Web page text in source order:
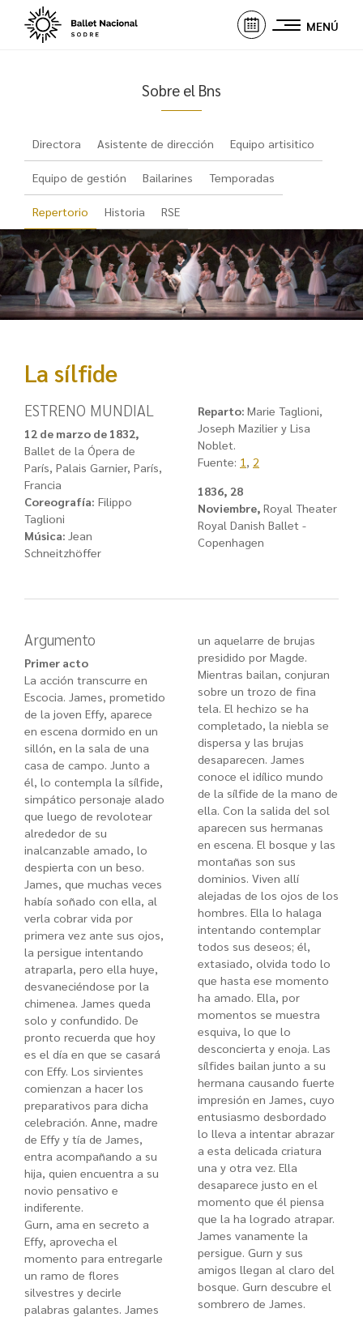
MENÚ
Sobre el Bns
Directora Asistente de dirección Equipo artisitico
Equipo de gestión Bailarines Temporadas
Repertorio Historia RSE
La sílfide
ESTRENO MUNDIAL
12 de marzo de 1832,
Ballet de la Ópera de
París, Palais Garnier, París,
Francia
Coreografía: Filippo
Taglioni
Música: Jean
Schneitzhöffer
Reparto: Marie Taglioni,
Joseph Mazilier y Lisa
Noblet.
Fuente: 1 , 2
1836, 28
Noviembre, Royal Theater
Royal Danish Ballet -
Copenhagen
Argumento
Primer acto
La acción transcurre en
Escocia. James, prometido
de la joven Effy, aparece
en escena dormido en un
sillón, en la sala de una
casa de campo. Junto a
él, lo contempla la sílfide,
simpático personaje alado
que luego de revolotear
alrededor de su
inalcanzable amado, lo
despierta con un beso.
James, que muchas veces
había soñado con ella, al
verla cobrar vida por
primera vez ante sus ojos,
la persigue intentando
atraparla, pero ella huye,
desvaneciéndose por la
chimenea. James queda
solo y confundido. De
pronto recuerda que hoy
es el día en que se casará
con Effy. Los sirvientes
comienzan a hacer los
preparativos para dicha
celebración. Anne, madre
de Effy y tía de James,
entra acompañando a su
hija, quien encuentra a su
novio pensativo e
indiferente.
Gurn, ama en secreto a
Effy, aprovecha el
momento para entregarle
un ramo de flores
silvestres y decirle
palabras galantes. James
un aquelarre de brujas
presidido por Magde.
Mientras bailan, conjuran
sobre un trozo de fina
tela. El hechizo se ha
completado, la niebla se
dispersa y las brujas
desaparecen. James
conoce el idílico mundo
de la sílfide de la mano de
ella. Con la salida del sol
aparecen sus hermanas
en escena. El bosque y las
montañas son sus
dominios. Viven allí
alejadas de los ojos de los
hombres. Ella lo halaga
intentando contemplar
todos sus deseos; él,
extasiado, olvida todo lo
que hasta ese momento
ha amado. Ella, por
momentos se muestra
esquiva, lo que lo
desconcierta y enoja. Las
sílfides bailan junto a su
hermana causando fuerte
impresión en James, cuyo
entusiasmo desbordado
lo lleva a intentar abrazar
a esta delicada criatura
una y otra vez. Ella
desaparece justo en el
momento que él piensa
que la ha logrado atrapar.
James vanamente la
persigue. Gurn y sus
amigos llegan al claro del
bosque. Gurn descubre el
sombrero de James.